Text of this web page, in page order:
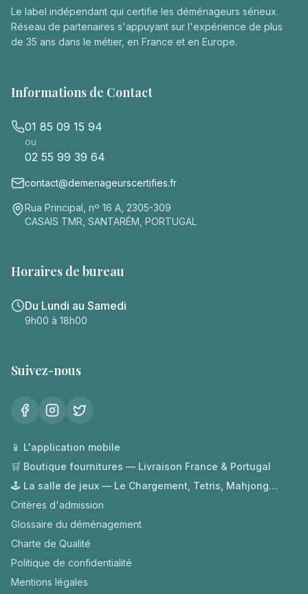
Le label indépendant qui certifie les déménageurs sérieux.
Réseau de partenaires s'appuyant sur l'expérience de plus
de 35 ans dans le métier, en France et en Europe.
Informations de Contact
01 85 09 15 94
ou
02 55 99 39 64
contact@demenageurscertifies.fr
Rua Principal, nº 16 A, 2305-309
CASAIS TMR, SANTARÉM, PORTUGAL
Horaires de bureau
Du Lundi au Samedi
9h00 à 18h00
Suivez-nous
📱 L'application mobile
🛒 Boutique fournitures — Livraison France & Portugal
🕹️ La salle de jeux — Le Chargement, Tetris, Mahjong…
Critères d'admission
Glossaire du déménagement
Charte de Qualité
Politique de confidentialité
Mentions légales